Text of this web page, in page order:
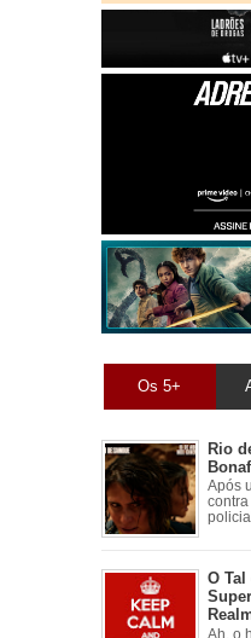
Os 5+
Rio
Após
contra
O
Ah, o